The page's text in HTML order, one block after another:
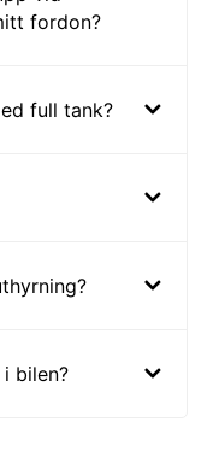
fordon?
full tank?
bilen?